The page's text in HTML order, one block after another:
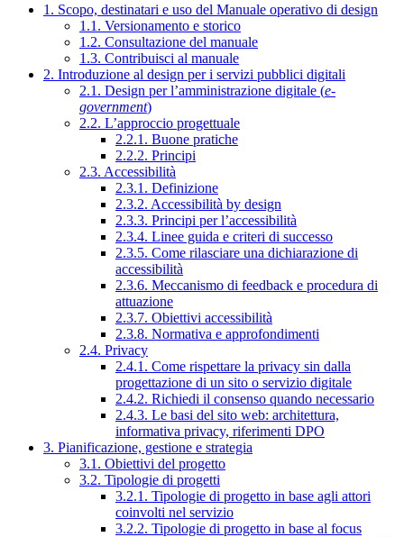
1. Scopo, destinatari e uso del Manuale operativo di design
1.1. Versionamento e storico
1.2. Consultazione del manuale
1.3. Contribuisci al manuale
2. Introduzione al design per i servizi pubblici digitali
2.1. Design per l’amministrazione digitale (e-
government)
2.2. L’approccio progettuale
2.2.1. Buone pratiche
2.2.2. Principi
2.3. Accessibilità
2.3.1. Definizione
2.3.2. Accessibilità by design
2.3.3. Principi per l’accessibilità
2.3.4. Linee guida e criteri di successo
2.3.5. Come rilasciare una dichiarazione di
accessibilità
2.3.6. Meccanismo di feedback e procedura di
attuazione
2.3.7. Obiettivi accessibilità
2.3.8. Normativa e approfondimenti
2.4. Privacy
2.4.1. Come rispettare la privacy sin dalla
progettazione di un sito o servizio digitale
2.4.2. Richiedi il consenso quando necessario
2.4.3. Le basi del sito web: architettura,
informativa privacy, riferimenti DPO
3. Pianificazione, gestione e strategia
3.1. Obiettivi del progetto
3.2. Tipologie di progetti
3.2.1. Tipologie di progetto in base agli attori
coinvolti nel servizio
3.2.2. Tipologie di progetto in base al focus